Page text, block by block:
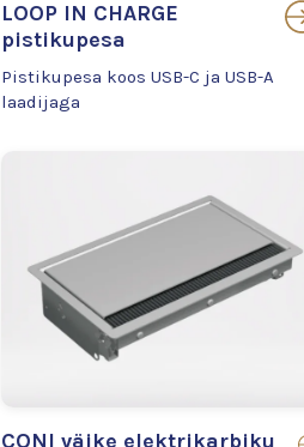
LOOP IN CHARGE
pistikupesa
Pistikupesa koos USB-C ja USB-A
laadijaga
CONI väike elektrikarbiku